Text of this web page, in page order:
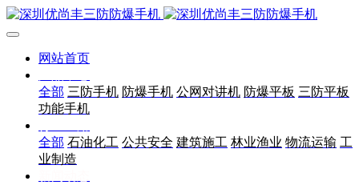
网站首页
全部 三防手机 防爆手机 公网对讲机 防爆平板 三防平板
功能手机
全部 石油化工 公共安全 建筑施工 林业渔业 物流运输 工
业制造